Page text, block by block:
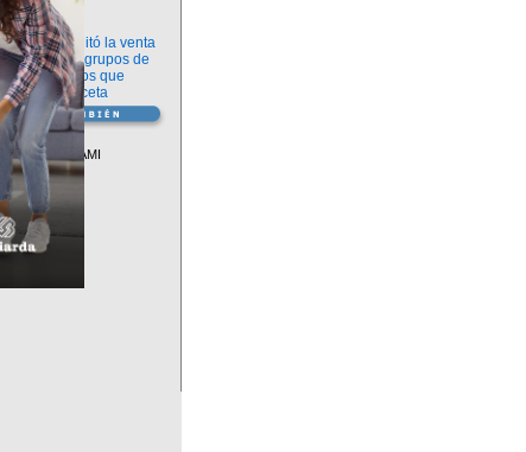
Información
ANMAT habilitó la venta
libre de diez grupos de
medicamentos que
requerían receta
Vademécum
Descuentos PAMI